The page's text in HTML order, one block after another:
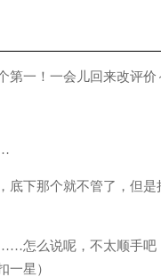
第一！一会儿回来改评价
底下那个就不管了，但
怎么说呢，不太顺手吧
一星）